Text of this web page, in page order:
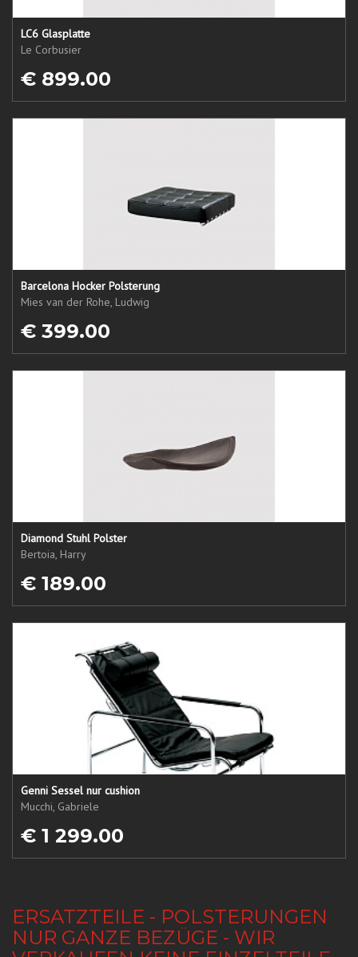
LC6 Glasplatte
Le Corbusier
€ 899.00
Barcelona Hocker Polsterung
Mies van der Rohe, Ludwig
€ 399.00
Diamond Stuhl Polster
Bertoia, Harry
€ 189.00
Genni Sessel nur cushion
Mucchi, Gabriele
€ 1 299.00
ERSATZTEILE - POLSTERUNGEN
NUR GANZE BEZÜGE - WIR